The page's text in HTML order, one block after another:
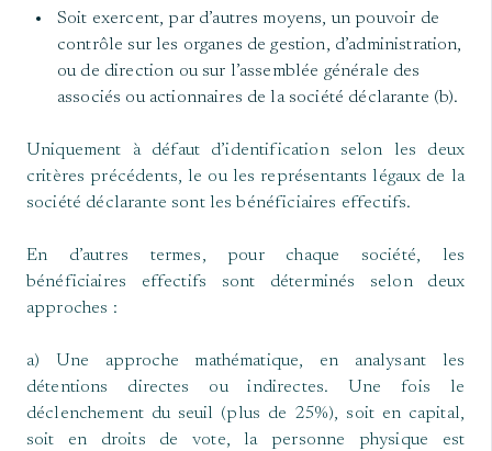
Soit exercent, par d’autres moyens, un pouvoir de
contrôle sur les organes de gestion, d’administration,
ou de direction ou sur l’assemblée générale des
associés ou actionnaires de la société déclarante (b).
Uniquement à défaut d’identification selon les deux
critères précédents, le ou les représentants légaux de la
société déclarante sont les bénéficiaires effectifs.
En d’autres termes, pour chaque société, les
bénéficiaires effectifs sont déterminés selon deux
approches :
a) Une approche mathématique, en analysant les
détentions directes ou indirectes. Une fois le
déclenchement du seuil (plus de 25%), soit en capital,
soit en droits de vote, la personne physique est